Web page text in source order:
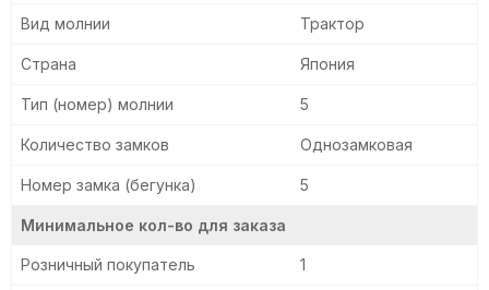
Вид молнии Трактор
Страна Япония
Тип (номер) молнии 5
Количество замков Однозамковая
Номер замка (бегунка) 5
Минимальное кол-во для заказа
Розничный покупатель 1